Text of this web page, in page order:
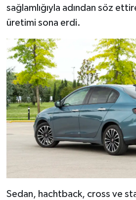
sağlamlığıyla adından söz
üretimi sona erdi.
Sedan, hachtback, cross ve